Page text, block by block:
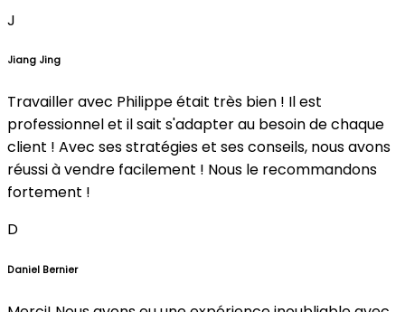
J
Jiang Jing
Travailler avec Philippe était très bien ! Il est
professionnel et il sait s'adapter au besoin de chaque
client ! Avec ses stratégies et ses conseils, nous avons
réussi à vendre facilement ! Nous le recommandons
fortement !
D
Daniel Bernier